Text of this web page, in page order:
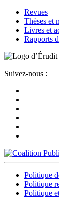
Revues
Thèses et
Livres et
Rapports
Suivez-nous :
Politique
Politique
Politique